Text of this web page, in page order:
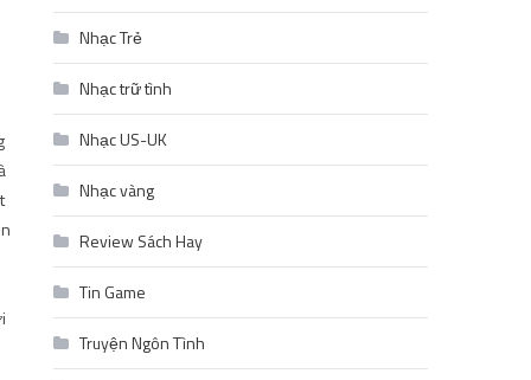
Nhạc Trẻ
Nhạc trữ tình
Nhạc US-UK
Nhạc vàng
Review Sách Hay
Tin Game
Truyện Ngôn Tình